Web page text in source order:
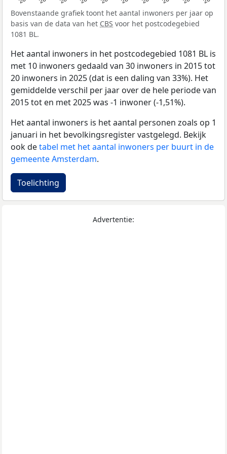
Bovenstaande grafiek toont het aantal inwoners per jaar op
basis van de data van het CBS voor het postcodegebied
1081 BL.
Het aantal inwoners in het postcodegebied 1081 BL is
met 10 inwoners gedaald van 30 inwoners in 2015 tot
20 inwoners in 2025 (dat is een daling van 33%). Het
gemiddelde verschil per jaar over de hele periode van
2015 tot en met 2025 was -1 inwoner (-1,51%).
Het aantal inwoners is het aantal personen zoals op 1
januari in het bevolkingsregister vastgelegd. Bekijk
ook detabel met het aantal inwoners per buurt in de
gemeente Amsterdam.
Toelichting
Advertentie: